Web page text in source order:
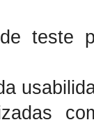
teste